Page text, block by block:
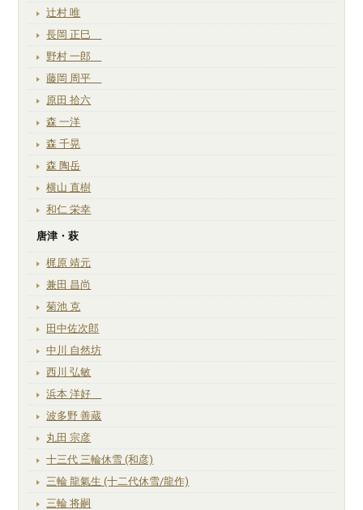
辻村 唯
長岡 正巳
野村 一郎
藤岡 周平
原田 拾六
森 一洋
森 千晃
森 陶岳
横山 直樹
和仁 栄幸
唐津・萩
梶原 靖元
兼田 昌尚
菊池 克
田中佐次郎
中川 自然坊
西川 弘敏
浜本 洋好
波多野 善蔵
丸田 宗彦
十三代 三輪休雪 (和彦)
三輪 龍氣生 (十二代休雪/龍作)
三輪 将嗣